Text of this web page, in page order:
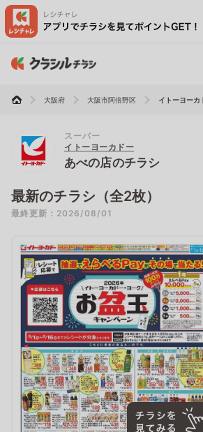
大阪府 大阪市阿倍野区 イトーヨーカ
スーパー
イトーヨーカドー
あべの店のチラシ
最新のチラシ（全2枚）
最終更新：2026/08/01